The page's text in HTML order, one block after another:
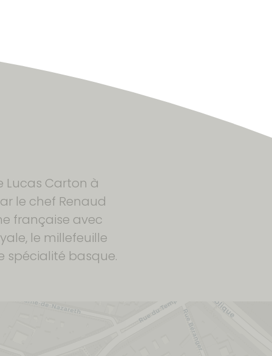
Lucas Carton à
le chef Renaud
française avec
le millefeuille
spécialité basque.